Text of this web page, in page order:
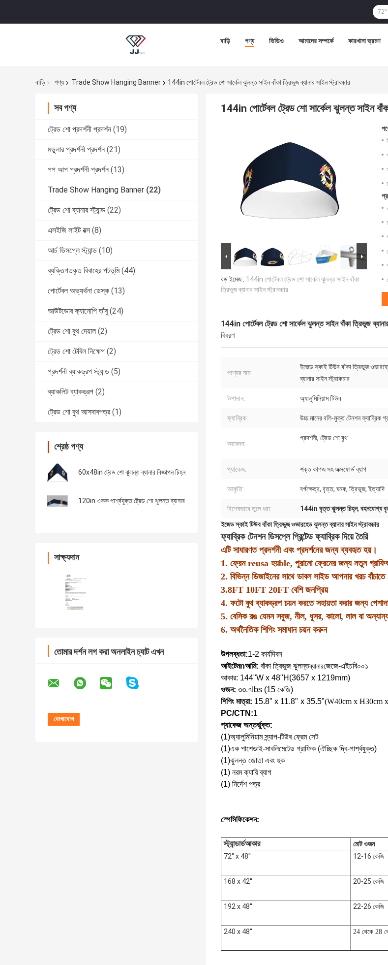
বাড়ি পণ্য ভিডিও আমাদের সম্পর্কে কারখানা ভ্রমণ
বাড়ি পণ্য Trade Show Hanging Banner 144in পোর্টেবল ট্রেড শো সার্কেল ঝুলন্ত সাইন বাঁকা ত্রিভুজ ব্যানার সাইন স্ট্রাকচার
সব পণ্য
ট্রেড শো প্রদর্শনী প্রদর্শন (19)
মডুলার প্রদর্শনী প্রদর্শন (21)
পপ আপ প্রদর্শনী প্রদর্শন (13)
Trade Show Hanging Banner (22)
ট্রেড শো ব্যানার স্ট্যান্ড (22)
এসইজি লাইট বক্স (8)
আর্চ ডিসপ্লে স্ট্যান্ড (10)
ব্যক্তিগতকৃত বিবাহের পটভূমি (44)
পোর্টেবল অভ্যর্থনা ডেস্ক (13)
আউটডোর ক্যানোপি তাঁবু (24)
ট্রেড শো বুথ দেয়াল (2)
ট্রেড শো টেবিল নিক্ষেপ (2)
প্রদর্শনী ব্যাকড্রপ স্ট্যান্ড (5)
ব্যাকলিট ব্যাকড্রপ (2)
ট্রেড শো বুথ আসবাবপত্র (1)
শ্রেষ্ঠ পণ্য
60x48in ট্রেড শো ঝুলন্ত ব্যানার বিজ্ঞাপন চিহ্ন
120in একক পার্শ্বযুক্ত ট্রেড শো ঝুলন্ত ব্যানার
সাক্ষ্যদান
তোমার দর্শন লগ করা অনলাইন চ্যাট এখন
144in পোর্টেবল ট্রেড শো সার্কেল ঝুলন্ত সাইন
বড় ইমেজ : 144in পোর্টেবল ট্রেড শো সার্কেল ঝুলন্ত সাইন বাঁকা
ত্রিভুজ ব্যানার সাইন স্ট্রাকচার
144in পোর্টেবল ট্রেড শো সার্কেল ঝুলন্ত সাইন বাঁকা ত্রিভুজ
বিবরণ
পণ্যের নাম:
ইজেড স্কাই টিউব বাঁকা ত্রিভুজ
ব্যানার সাইন স্ট্রাকচার
উপাদান: অ্যালুমিনিয়াম টিউব
ফ্যাব্রিক: উচ্চ মানের বলি-মুক্ত টেনশন ফ্যাব্রিক
আবেদন:
প্রদর্শনী, ট্রেড শো বুথ
প্যাকেজ: শক্ত কাগজ সহ অক্সফোর্ড ব্যাগ
আকৃতি: বর্গক্ষেত্র, বৃত্ত, ঘনক, ত্রিভুজ, ইত্যাদি
বিশেষভাবে তুলে ধরা: 144in বৃত্ত ঝুলন্ত চিহ্ন, বহনযোগ্য
ইজেড স্কাই টিউব বাঁকা ত্রিভুজ ওভারহেড ঝুলন্ত ব্যানার সাইন স্ট্রাকচার
ফ্যাব্রিক টেনশন ডিসপ্লে প্রিন্টেড ফ্যাব্রিক দিয়ে তৈরি
এটি সাধারণত প্রদর্শনী এবং প্রদর্শনের জন্য ব্যবহৃত হয়।
1. ফ্রেম reusa হয়ble, পুরানো ফ্রেমের জন্য নতুন
2. বিভিন্ন ডিজাইনের সাথে ডাবল সাইড আপনার খরচ
3.8FT 10FT 20FT বেশি জনপ্রিয়
4. ফটো বুথ ব্যাকড্রপ চয়ন করতে সহায়তা করার জন্য
5. বেসিক রঙ যেমন সবুজ, নীল, ধূসর, কালো, লাল বা
6. অর্থনৈতিক শিপিং সমাধান চয়ন করুন
উপলব্ধতা:1-2 কার্যদিবস
আইটেমnআমি: বাঁকা ত্রিভুজ ঝুলন্তব্যানারজেজে-এইচবি০০১
আকার: 144"W x 48"H(3657 x 1219mm)
ওজন: ৩৩.৭ Ibs (15 কেজি)
শিপিং মাত্রা: 15.8" x 11.8" x 35.5"(W40cm x H30cm
PC/CTN:1
প্যাকেজ অন্তর্ভুক্ত:
(1)অ্যালুমিনিয়াম স্ন্যাপ-টিউব ফ্রেম সেট
(1)এক পাশেডাই-সাবলিমেটেড গ্রাফিক (ঐচ্ছিক দ্বি-পার্শ্বযুক্ত)
(1)ঝুলন্ত জোতা এবং হুক
(1) নরম ক্যারি ব্যাগ
(1) নির্দেশ পত্র
স্পেসিফিকেশন:
স্ট্যান্ডার্ডআকার মোট ওজন
72'' x 48''
12-16 কেজি
168 x 42'' 20-25 কেজি
192 x 48'' 22-26 কেজি
240 x 48'' 24 থেকে 28